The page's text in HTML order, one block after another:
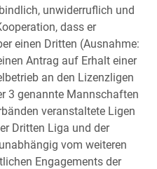
unwiderruflich und
dass er
einen Dritten (Ausnahme:
Antrag auf Erhalt einer
an den Lizenzligen
3 genannte Mannschaften
veranstaltete Ligen
Dritten Liga und der
vom weiteren
Engagements der